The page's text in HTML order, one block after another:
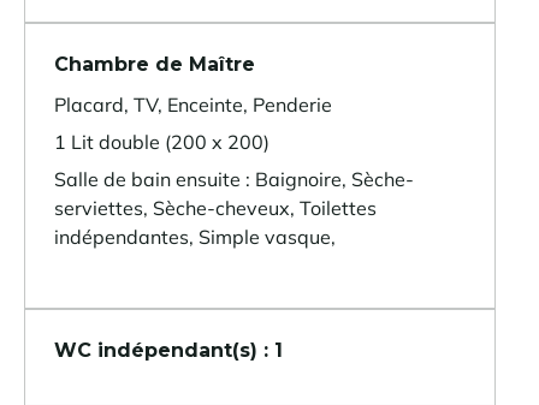
Chambre de Maître
Placard, TV, Enceinte, Penderie
1 Lit double (200 x 200)
Salle de bain ensuite : Baignoire, Sèche-
serviettes, Sèche-cheveux, Toilettes
indépendantes, Simple vasque,
WC indépendant(s) : 1